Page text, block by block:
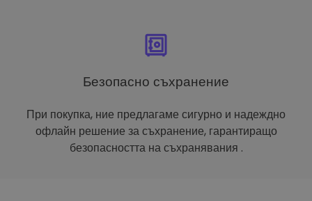
Безопасно съхранение
При покупка, ние предлагаме сигурно и надеждно
офлайн решение за съхранение, гарантиращо
безопасността на съхранявания .